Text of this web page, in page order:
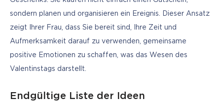
sondern planen und organisieren ein Ereignis. Dieser Ansatz
zeigt Ihrer Frau, dass Sie bereit sind, Ihre Zeit und
Aufmerksamkeit darauf zu verwenden, gemeinsame
positive Emotionen zu schaffen, was das Wesen des
Valentinstags darstellt.
Endgültige Liste der Ideen